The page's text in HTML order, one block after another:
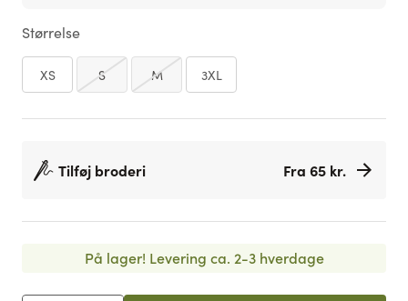
Størrelse
XS S M 3XL
Tilføj broderi Fra 65 kr.
På lager! Levering ca. 2-3 hverdage